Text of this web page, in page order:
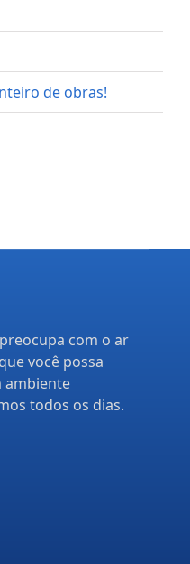
de obras!
com o ar
você possa
ambiente
todos os dias.